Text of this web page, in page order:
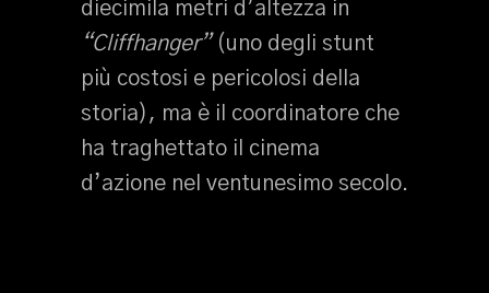
diecimila metri d’altezza in
“Cliffhanger”(uno degli stunt
più costosi e pericolosi della
storia), ma è il coordinatore che
ha traghettato il cinema
d’azione nel ventunesimo secolo.